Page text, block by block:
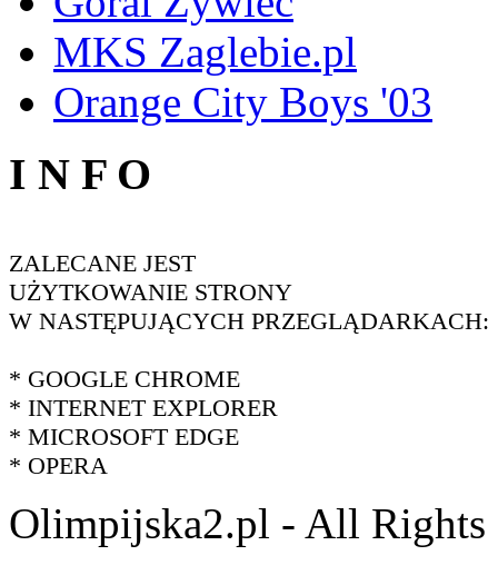
MKS Zaglebie.pl
Orange City Boys '03
I N F O
ZALECANE JEST
UŻYTKOWANIE STRONY
W NASTĘPUJĄCYCH PRZEGLĄDARKACH:
* GOOGLE CHROME
* INTERNET EXPLORER
* MICROSOFT EDGE
* OPERA
Olimpijska2.pl - All Rights